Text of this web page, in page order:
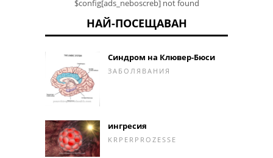
$config[ads_neboscreb] not found
НАЙ-ПОСЕЩАВАН
Синдром на Клювер-Бюси
ЗАБОЛЯВАНИЯ
ингресия
KRPERPROZESSE